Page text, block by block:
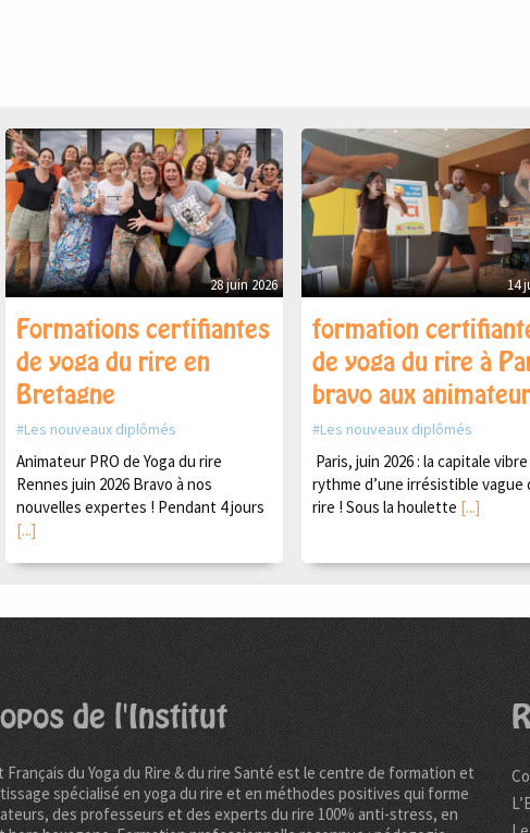
28 juin 2026
Formations certifiantes
de yoga du rire en
Bretagne
Les nouveaux diplômés
Animateur PRO de Yoga du rire
Rennes juin 2026 Bravo à nos
nouvelles expertes ! Pendant 4 jours
[...]
14
formation
de yoga du rire à
bravo aux
Les nouveaux diplômés
Paris, juin 2026 : la capitale vibre
rythme d’une irrésistible vague
rire ! Sous la houlette [...]
de l'Institut
Français du Yoga du Rire & du rire Santé est le centre de formation et
spécialisé en yoga du rire et en méthodes positives qui forme
des professeurs et des experts du rire 100% anti-stress, en